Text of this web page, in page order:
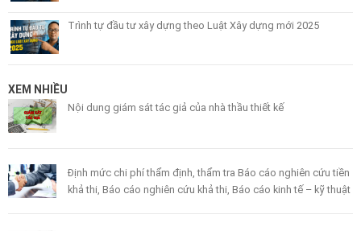
Trình tự đầu tư xây dựng theo Luật Xây dựng mới 2025
XEM NHIỀU
Nội dung giám sát tác giả của nhà thầu thiết kế
Định mức chi phí thẩm định, thẩm tra Báo cáo nghiên cứu tiền
khả thi, Báo cáo nghiên cứu khả thi, Báo cáo kinh tế – kỹ thuật